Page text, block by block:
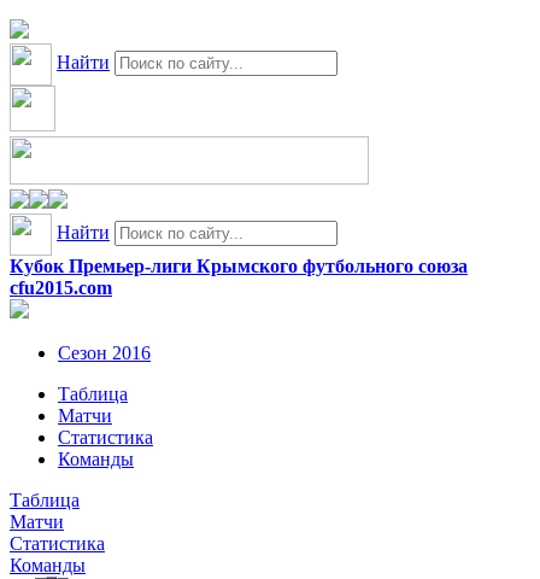
Найти
Найти
Кубок Премьер-лиги Крымского футбольного союза
cfu2015.com
Сезон 2016
Таблица
Матчи
Статистика
Команды
Таблица
Матчи
Статистика
Команды